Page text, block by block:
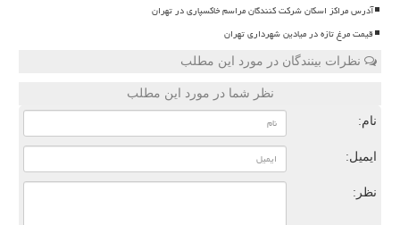
آدرس مراکز اسکان شرکت کنندگان مراسم خاکسپاری در تهران
قیمت مرغ تازه در میادین شهرداری تهران
نظرات بینندگان در مورد این مطلب
نظر شما در مورد این مطلب
نام:
ایمیل:
نظر: